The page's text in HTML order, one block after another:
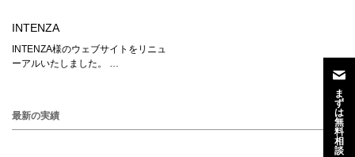
INTENZA
INTENZA様のウェブサイトをリニュ
ーアルいたしました。 …
最新の実績
ま
ず
は
無
料
相
談